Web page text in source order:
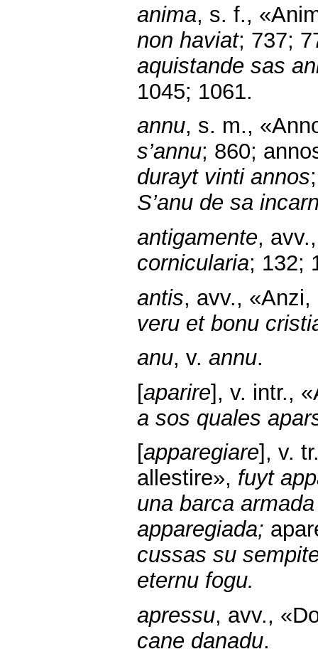
anima, s. f.,
non haviat; 737;
aquistande sas
1045; 1061.
annu, s. m.,
s’annu; 860;
durayt vinti annos
S’anu de sa
antigamente,
cornicularia; 132;
antis, avv.,
veru et bonu
anu, v. annu.
[aparire], v. intr.,
a sos quales
[apparegiare], v.
allestire», fuyt
una barca
apparegiada;
cussas su
eternu fogu.
apressu, avv.,
cane danadu.